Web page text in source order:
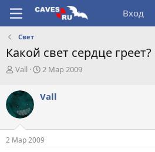
Вход
Свет
Какой свет сердце греет?
А
т
р
т
е
м
Vall
Д
а
ч
а
2 Мар 2009
Vall
2 Мар 2009